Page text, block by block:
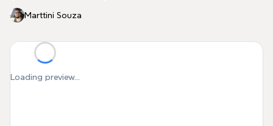
Marttini Souza
Loading preview...